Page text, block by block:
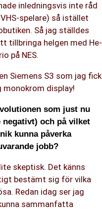
inledningsvis inte råd
spelare) så istället
Så jag ställdes
tillbringa helgen med He-
på NES.
Siemens S3 som jag fick
monokrom display!
som just nu
och på vilket
kunna påverka
jobb?
skeptisk. Det känns
bestämt sig för vilka
Redan idag ser jag
sammanfatta